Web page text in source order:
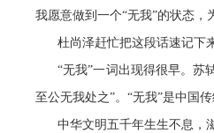
我愿意做到一个“无我”的状态，
杜尚泽赶忙把这段话速记下
“无我”一词出现得很早。苏
至公无我处之”。“无我”是中国
中华文明五千年生生不息，